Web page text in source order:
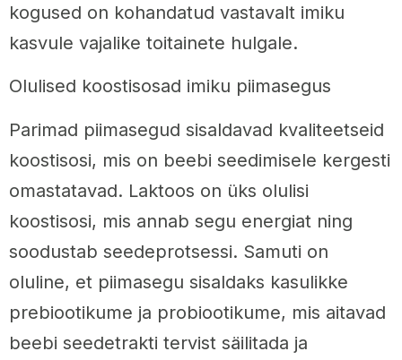
kogused on kohandatud vastavalt imiku
kasvule vajalike toitainete hulgale.
Olulised koostisosad imiku piimasegus
Parimad piimasegud sisaldavad kvaliteetseid
koostisosi, mis on beebi seedimisele kergesti
omastatavad. Laktoos on üks olulisi
koostisosi, mis annab segu energiat ning
soodustab seedeprotsessi. Samuti on
oluline, et piimasegu sisaldaks kasulikke
prebiootikume ja probiootikume, mis aitavad
beebi seedetrakti tervist säilitada ja